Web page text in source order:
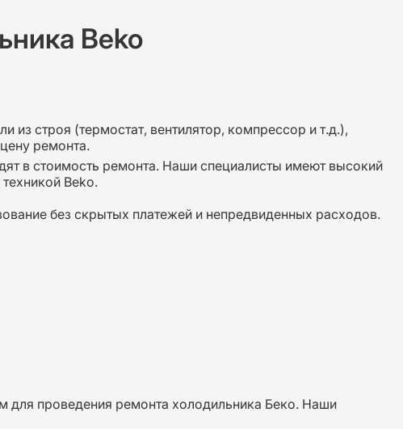
Beko
из строя (термостат, вентилятор, компрессор и т.д.),
ремонта.
в стоимость ремонта. Наши специалисты имеют высокий
Beko.
без скрытых платежей и непредвиденных расходов.
для проведения ремонта холодильника Беко. Наши